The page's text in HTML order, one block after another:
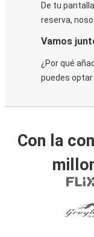
De tu
reserva,
Vamos
¿Por qué
puedes
Con la